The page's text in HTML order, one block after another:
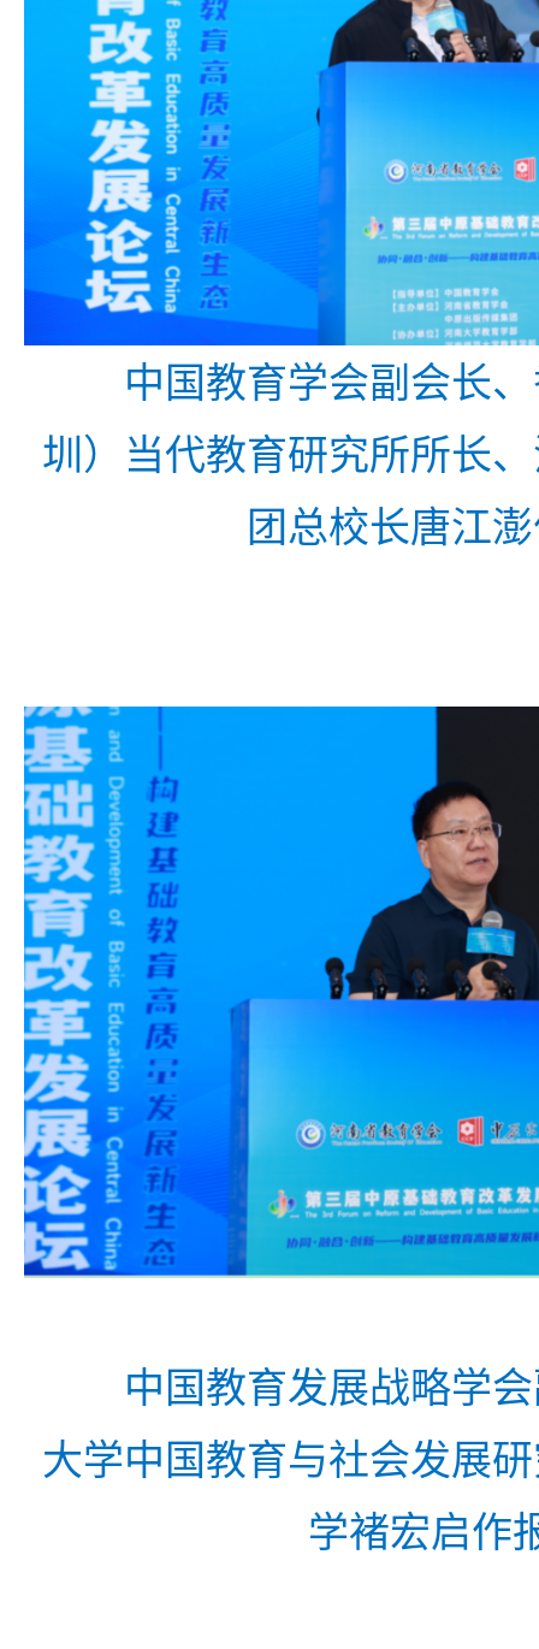
中国教育学会副会长
圳）当代教育研究所所长
团总校长唐江
中国教育发展战略学
大学中国教育与社会发展
学褚宏启作